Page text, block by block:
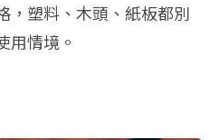
，塑料、木頭、紙板都別
用情境。